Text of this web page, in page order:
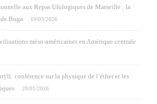
aux Repas Ufologiques de Marseille : la
Buga
19/03/2026
méso-américaines en Amérique centrale
conférence sur la physique de l’éther et les
28/01/2026